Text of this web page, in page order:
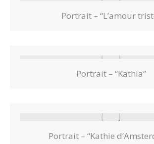
Portrait – “L’amour
Portrait – “Kathia”
Portrait – “Kathie